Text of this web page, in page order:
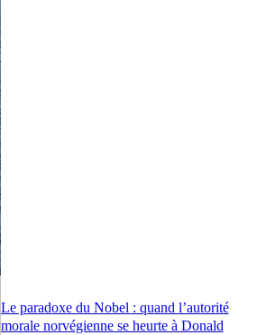
Le paradoxe du Nobel : quand l’autorité
morale norvégienne se heurte à Donald